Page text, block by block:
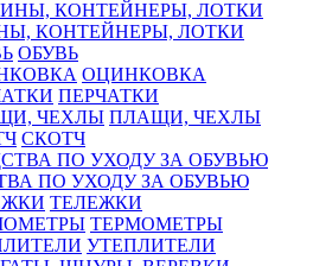
КОНТЕЙНЕРЫ, ЛОТКИ
ОБУВЬ
ОЦИНКОВКА
ПЕРЧАТКИ
ПЛАЩИ, ЧЕХЛЫ
СКОТЧ
ПО УХОДУ ЗА ОБУВЬЮ
ТЕЛЕЖКИ
ТЕРМОМЕТРЫ
УТЕПЛИТЕЛИ